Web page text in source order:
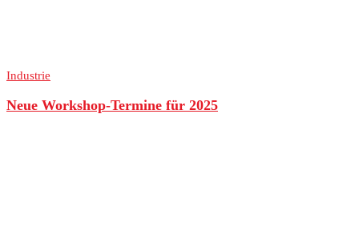
Industrie
Neue Workshop-Termine für 2025